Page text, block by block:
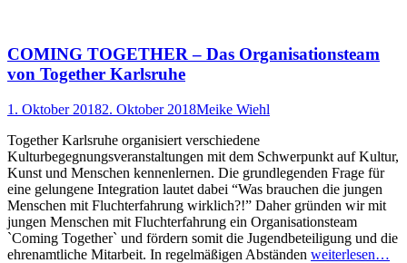
COMING TOGETHER – Das Organisationsteam
von Together Karlsruhe
Posted
1. Oktober 20182. Oktober 2018Author
Meike Wiehl
Together Karlsruhe organisiert verschiedene
Kulturbegegnungsveranstaltungen mit dem Schwerpunkt auf Kultur,
Kunst und Menschen kennenlernen. Die grundlegenden Frage für
eine gelungene Integration lautet dabei “Was brauchen die jungen
Menschen mit Fluchterfahrung wirklich?!” Daher gründen wir mit
jungen Menschen mit Fluchterfahrung ein Organisationsteam
`Coming Together` und fördern somit die Jugendbeteiligung und die
ehrenamtliche Mitarbeit. In regelmäßigen Abständen weiterlesen…